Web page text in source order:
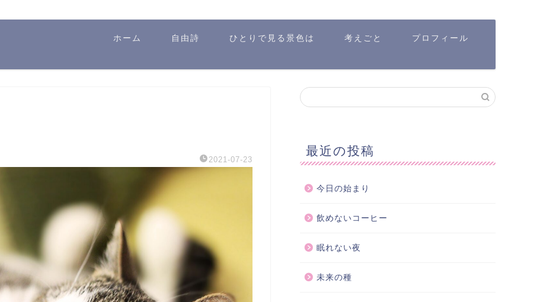
ホーム 自由詩 ひとりで見る景色は 考えごと プロフィール
2021-07-23
最近の投稿
今日の始まり
飲めないコーヒー
眠れない夜
未来の種